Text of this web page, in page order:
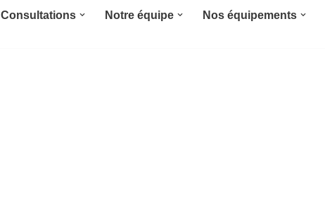
Consultations Notre équipe Nos équipements